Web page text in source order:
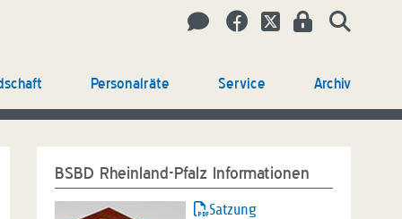
Personalräte Service Archiv
BSBD Rheinland-Pfalz Informationen
Satzung